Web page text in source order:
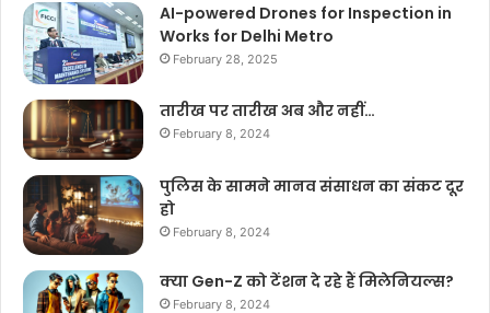
AI-powered Drones for Inspection in
Works for Delhi Metro
February 28, 2025
तारीख पर तारीख अब और नहीं…
February 8, 2024
पुलिस के सामने मानव संसाधन का संकट दूर
हो
February 8, 2024
क्या Gen-Z को टेंशन दे रहे हैं मिलेनियल्स?
February 8, 2024